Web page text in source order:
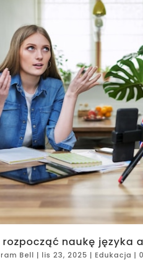
naukę języka
Bell | lis 23, 2025 | Edukacja |